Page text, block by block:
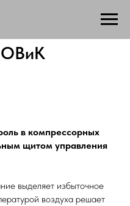
ОВиК
в компрессорных
щитом управления
выделяет избыточное
воздуха решает